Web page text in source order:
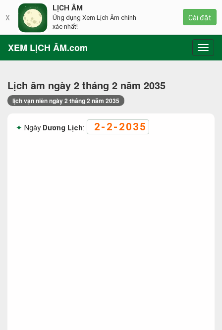
XEM LỊCH ÂM.com
Lịch âm ngày 2 tháng 2 năm 2035
lịch vạn niên ngày 2 tháng 2 năm 2035
Ngày Dương Lịch: 2-2-2035
X
LỊCH ÂM
Ứng dụng Xem Lịch Âm chính
xác nhất!
Cài đặt